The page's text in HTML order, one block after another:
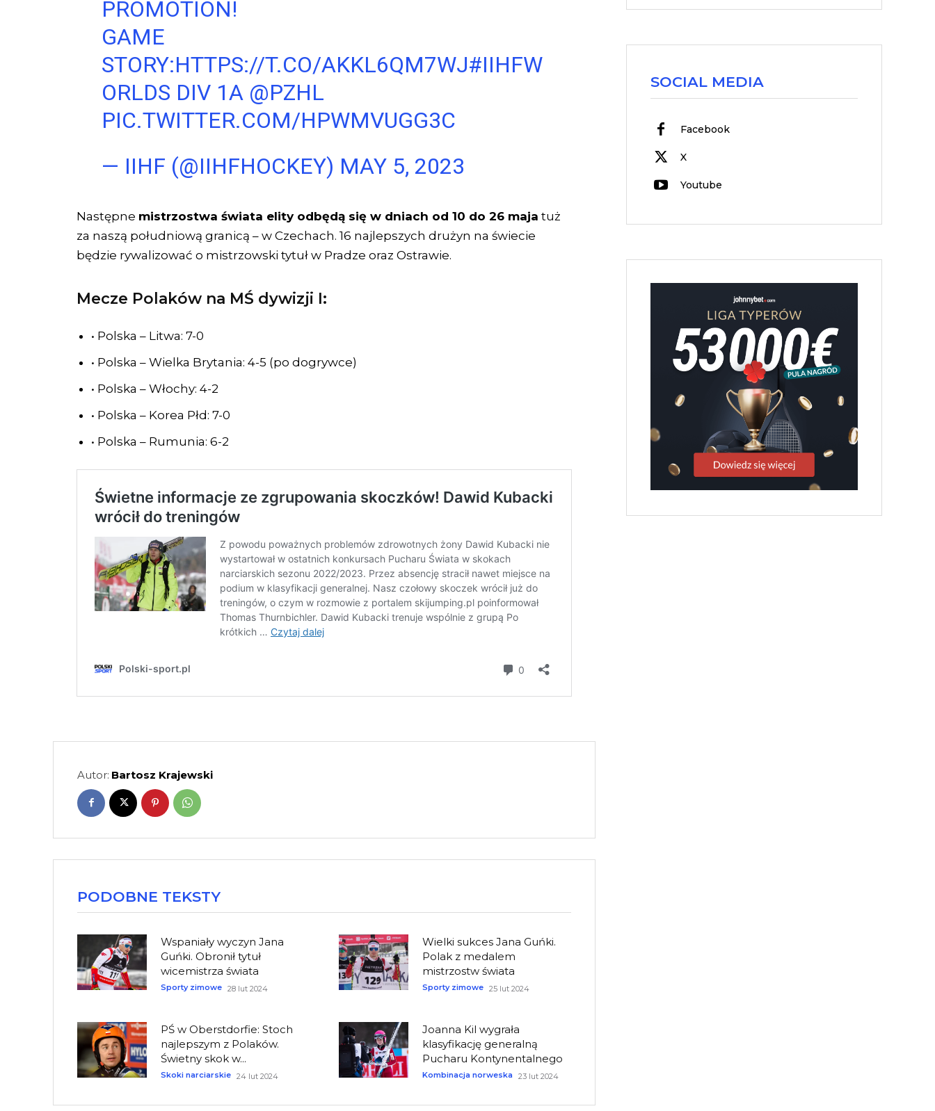
PROMOTION!
GAME
STORY:HTTPS://T.CO/AKKL6QM7WJ#IIHFW
ORLDS DIV 1A @PZHL
PIC.TWITTER.COM/HPWMVUGG3C
— IIHF (@IIHFHOCKEY) MAY 5, 2023
Następne mistrzostwa świata elity odbędą się w dniach od 10 do 26 maja tuż
za naszą południową granicą – w Czechach. 16 najlepszych drużyn na świecie
będzie rywalizować o mistrzowski tytuł w Pradze oraz Ostrawie.
Mecze Polaków na MŚ dywizji I:
• Polska – Litwa: 7-0
• Polska – Wielka Brytania: 4-5 (po dogrywce)
• Polska – Włochy: 4-2
• Polska – Korea Płd: 7-0
• Polska – Rumunia: 6-2
Autor: Bartosz Krajewski
PODOBNE TEKSTY
Wspaniały wyczyn Jana
Guńki. Obronił tytuł
wicemistrza świata
Sporty zimowe 28 lut 2024
Wielki sukces Jana Guńki.
Polak z medalem
mistrzostw świata
Sporty zimowe 25 lut 2024
PŚ w Oberstdorfie: Stoch
najlepszym z Polaków.
Świetny skok w...
Skoki narciarskie 24 lut 2024
Joanna Kil wygrała
klasyfikację generalną
Pucharu Kontynentalnego
Kombinacja norweska 23 lut 2024
SOCIAL MEDIA
Facebook
X
Youtube